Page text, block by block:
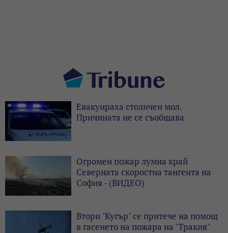
Евакуираха столичен мол.
Причината не се съобщава
Огромен пожар лумна край
Северната скоростна тангента на
София - (ВИДЕО)
Втори "Кугър" се притече на помощ
в гасенето на пожара на "Тракия"